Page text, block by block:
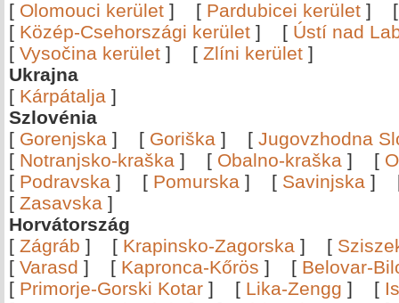
[ Olomouci kerület ] [ Pardubicei kerület ]
[ Közép-Csehországi kerület ] [ Ústí nad
[ Vysočina kerület ] [ Zlíni kerület ]
Ukrajna
[ Kárpátalja ]
Szlovénia
[ Gorenjska ] [ Goriška ] [ Jugovzhodna
[ Notranjsko-kraška ] [ Obalno-kraška ] [
[ Podravska ] [ Pomurska ] [ Savinjska ]
[ Zasavska ]
Horvátország
[ Zágráb ] [ Krapinsko-Zagorska ] [
[ Varasd ] [ Kapronca-Kőrös ] [ Belovar-
[ Primorje-Gorski Kotar ] [ Lika-Zengg ] [